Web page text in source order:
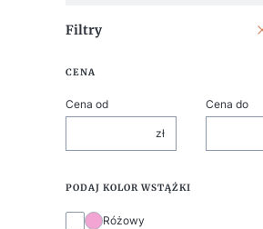
Filtry
CENA
Cena od
zł
Cena do
PODAJ KOLOR WSTĄŻKI
Podaj kolor wstążki
Różowy